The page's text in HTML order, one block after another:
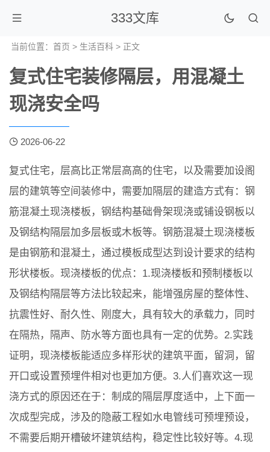
333文库
当前位置： 首页 > 生活百科 > 正文
复式住宅装修隔层，用混凝土
现浇安全吗
2026-06-22
复式住宅，层高比正常层高高的住宅，以及需要加设阁
层的建筑等空间装修中，需要加隔层的建造方式有：钢
筋混凝土现浇楼板，钢结构基础骨架现浇或铺设钢板以
及钢结构隔层加多层板或木板等。钢筋混凝土现浇楼板
是由钢筋和混凝土，通过模板成型达到设计要求的结构
形状楼板。现浇楼板的优点：1.现浇楼板和预制楼板以
及钢结构隔层等方法比较起来，能增强房屋的整体性、
抗震性好、耐久性、刚度大，具有较大的承载力，同时
在隔热，隔声、防水等方面也具有一定的优势。2.实践
证明，现浇楼板能适应多样形状的建筑平面，留洞，留
开口或设置预埋件相对也更加方便。3.人们喜欢这一现
浇方式的原因还在于：制成的隔层厚度适中，上下面一
次成型完成，涉及的隐蔽工程如水电管线可预埋预设，
不需要后期开槽破坏建筑结构，稳定性比较好等。4.现